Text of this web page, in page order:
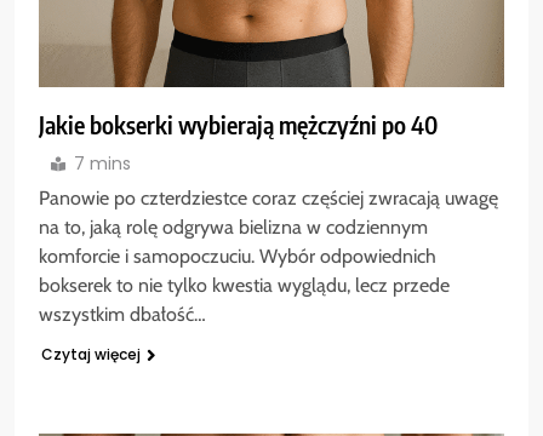
Jakie bokserki wybierają mężczyźni po 40
7 mins
Panowie po czterdziestce coraz częściej zwracają uwagę
na to, jaką rolę odgrywa bielizna w codziennym
komforcie i samopoczuciu. Wybór odpowiednich
bokserek to nie tylko kwestia wyglądu, lecz przede
wszystkim dbałość…
Czytaj więcej